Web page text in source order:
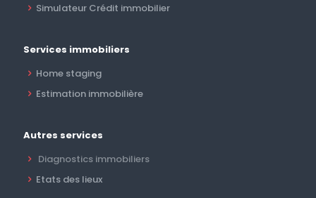
Simulateur Crédit immobilier
Services immobiliers
Home staging
Estimation immobilière
Autres services
Diagnostics immobiliers
Etats des lieux